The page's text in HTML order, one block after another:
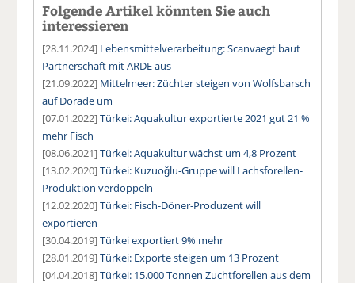
Folgende Artikel könnten Sie auch
interessieren
[28.11.2024] Lebensmittelverarbeitung: Scanvaegt baut
Partnerschaft mit ARDE aus
[21.09.2022] Mittelmeer: Züchter steigen von Wolfsbarsch
auf Dorade um
[07.01.2022]Türkei: Aquakultur exportierte 2021 gut 21 %
mehr Fisch
[08.06.2021]Türkei: Aquakultur wächst um 4,8 Prozent
[13.02.2020]Türkei: Kuzuoğlu-Gruppe will Lachsforellen-
Produktion verdoppeln
[12.02.2020]Türkei: Fisch-Döner-Produzent will
exportieren
[30.04.2019]Türkei exportiert 9% mehr
[28.01.2019]Türkei: Exporte steigen um 13 Prozent
[04.04.2018]Türkei: 15.000 Tonnen Zuchtforellen aus dem